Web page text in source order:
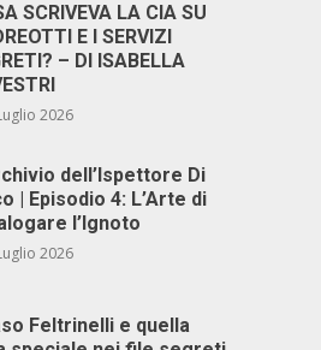
SCRIVEVA LA CIA SU
E I SERVIZI
– DI ISABELLA
2026
dell’Ispettore Di
| Episodio 4: L’Arte di
l’Ignoto
2026
Feltrinelli e quella